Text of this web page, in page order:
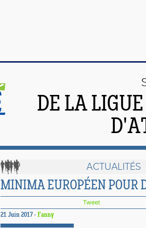
DE LA
ACTUALITÉS
MINIMA EUROPÉEN POUR
Tweet
21 Juin 2017 - Fanny